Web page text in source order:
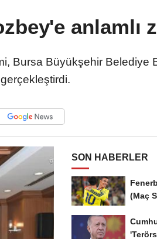
anlamlı
Bursa Büyükşehir Belediye
SON HABERLER
(Maç